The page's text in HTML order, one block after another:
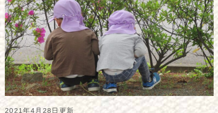
2021年4月28日更新